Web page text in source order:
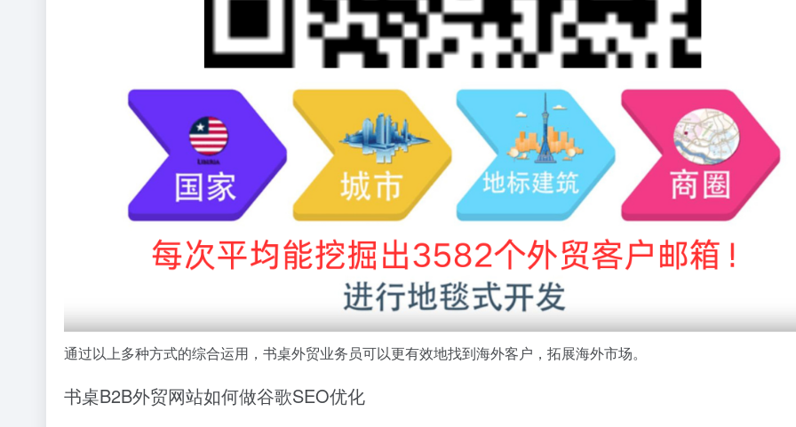
通过以上多种方式的综合运用，书桌外贸业务员可以更有效地找到海外客户，拓展海外市场。
书桌B2B外贸网站如何做谷歌SEO优化